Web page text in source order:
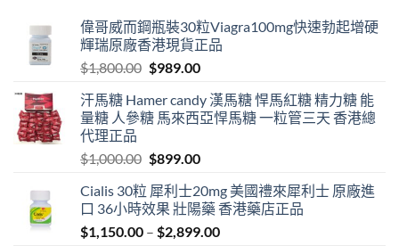
偉哥威而鋼瓶裝30粒Viagra100mg快速勃起增硬
輝瑞原廠香港現貨正品
$1,800.00 Original
was:
$1,800.00.
$989.00Current
is:
$989.00.
汗馬糖 Hamer candy 漢馬糖 悍馬紅糖 精力糖 能
量糖 人參糖 馬來西亞悍馬糖 一粒管三天 香港總
代理正品
$1,000.00 Original
was:
$1,000.00.
$899.00Current
is:
$899.00.
Cialis 30粒 犀利士20mg 美國禮來犀利士 原廠進
口 36小時效果 壯陽藥 香港藥店正品
$1,150.00 – $2,899.00Price